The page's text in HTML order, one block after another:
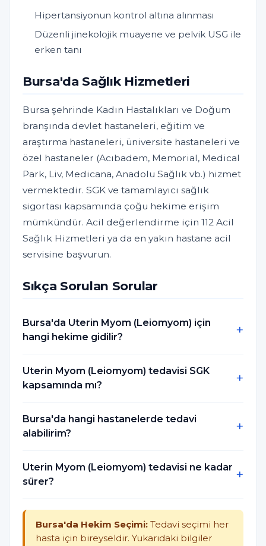
Hipertansiyonun kontrol altına alınması
Düzenli jinekolojik muayene ve pelvik USG ile
erken tanı
Bursa'da Sağlık Hizmetleri
Bursa şehrinde Kadın Hastalıkları ve Doğum
branşında devlet hastaneleri, eğitim ve
araştırma hastaneleri, üniversite hastaneleri ve
özel hastaneler (Acıbadem, Memorial, Medical
Park, Liv, Medicana, Anadolu Sağlık vb.) hizmet
vermektedir. SGK ve tamamlayıcı sağlık
sigortası kapsamında çoğu hekime erişim
mümkündür. Acil değerlendirme için 112 Acil
Sağlık Hizmetleri ya da en yakın hastane acil
servisine başvurun.
Sıkça Sorulan Sorular
Bursa'da Uterin Myom (Leiomyom) için
hangi hekime gidilir?
Uterin Myom (Leiomyom) tedavisi SGK
kapsamında mı?
Bursa'da hangi hastanelerde tedavi
alabilirim?
Uterin Myom (Leiomyom) tedavisi ne kadar
sürer?
Bursa'da Hekim Seçimi: Tedavi seçimi her
hasta için bireyseldir. Yukarıdaki bilgiler